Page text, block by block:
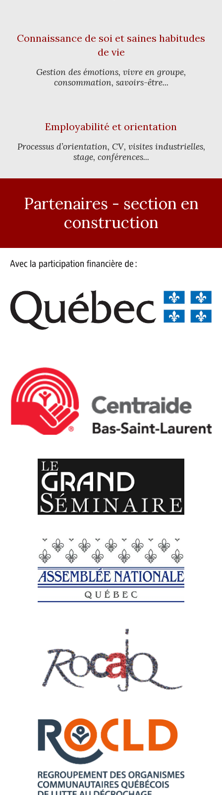
Connaissance de soi et saines habitudes
de vie
Gestion des émotions, vivre en groupe,
consommation, savoirs-être...
Employabilité et orientation
Processus d’orientation, CV, visites industrielles,
stage, conférences...
Partenaires - section en
construction